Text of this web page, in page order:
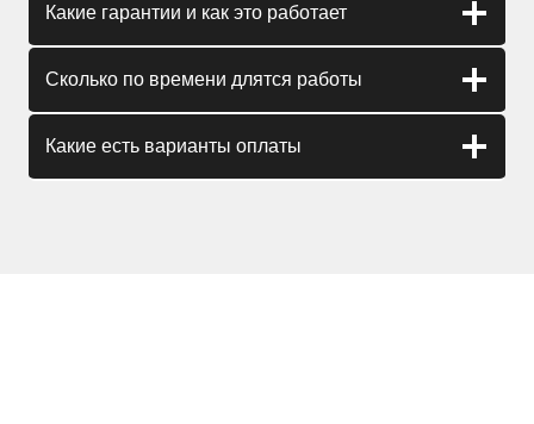
Какие гарантии и как это работает
Сколько по времени длятся работы
Какие есть варианты оплаты